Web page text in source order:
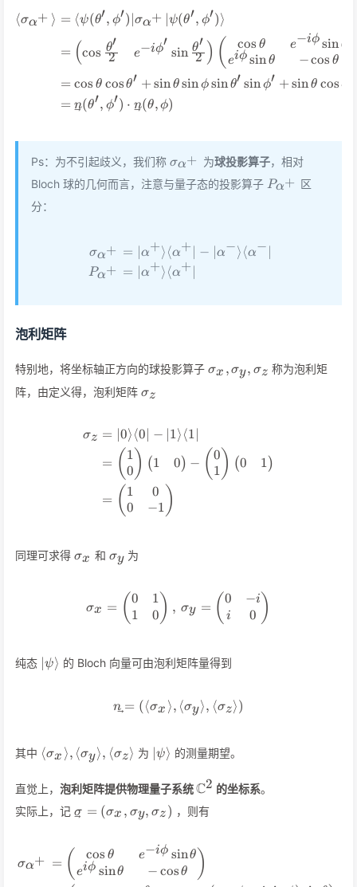
\begin{align*}
⟨σα+ ⟩ = ⟨ψ(θ′, ϕ′) ∣σα+ ψ(θ′, ϕ′)⟩
= (cos 2
θ′
e−iϕ′
sin 2
θ′ ) ( cos θ
eiϕ sinθ
e−iϕ sinθ
−cos θ
= cos θ cos θ′ + sinθ sinϕsinθ′ sinϕ′ + sinθ cos ϕ
= n(θ′, ϕ′) ⋅ n(θ, ϕ)
Ps：为不引起歧义，我们称 \sigma_{\alpha^+}
σα+ 为球投影算子，相对
Bloch 球的几何而言，注意与量子态的投影算子 P_{\alpha^+}
Pα+ 区
分：
\begin{align*}
σα+
Pα+
= ∣α+⟩ ⟨α+ ∣ − ∣α−⟩ ⟨α− ∣
=
α+⟩ ⟨α+
泡利矩阵
特别地，将坐标轴正方向的球投影算子 σx , σy, σz 称为泡利矩
阵，由定义得，泡利矩阵 \sigma_z
σz
\begin{align*}
σz = ∣0⟩ ⟨0∣ − ∣1⟩ ⟨1∣
= ( 1
0 ) ( 1 0) − (0
1 ) (0 1)
= ( 1
0
0
−1 )
同理可求得 \sigma_x
σx 和 \sigma_y
σy 为
\sigma_x =
σx = ( 0
1
1
0 ) , σy = (0
i
−i
0 )
纯态 \vert\psi\rangle
∣ψ⟩ 的 Bloch 向量可由泡利矩阵量得到
\vec{n} =
n = (⟨σx ⟩, ⟨σy⟩, ⟨σz⟩)
其中 ⟨σx ⟩, ⟨σy⟩, ⟨σz⟩ 为 \vert\psi\rangle
∣ψ⟩ 的测量期望。
直觉上， 泡利矩阵提供物理量子系统\mathbb{C}^2
C2 的坐标系。
实际上，记 \vec\sigma=
(\sigma_x,\sigma_y,\sigma_z)
σ = (σx , σy, σz) ，则有
\begin{align*}
σα+ = ( cos θ
eiϕ sinθ
e−iϕ sinθ
− cos θ
)